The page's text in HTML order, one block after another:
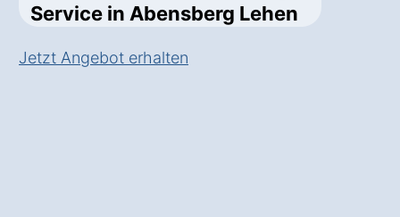
Service in Abensberg Lehen
Jetzt Angebot erhalten